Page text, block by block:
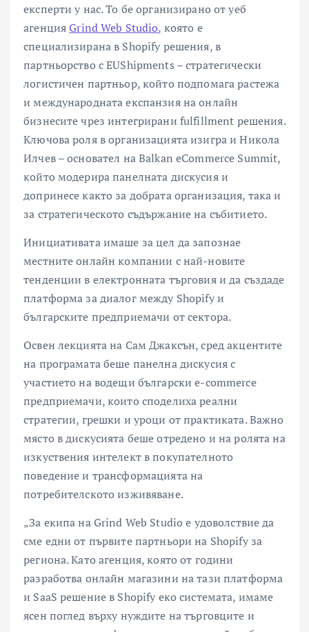
експерти у нас. То бе организирано от уеб
агенцияGrind Web Studio, която е
специализирана в Shopify решения, в
партньорство с EUShipments – стратегически
логистичен партньор, който подпомага растежа
и международната експанзия на онлайн
бизнесите чрез интегрирани fulfillment решения.
Ключова роля в организацията изигра и Никола
Илчев – основател на Balkan eCommerce Summit,
който модерира панелната дискусия и
допринесе както за добрата организация, така и
за стратегическото съдържание на събитието.
Инициативата имаше за цел да запознае
местните онлайн компании с най-новите
тенденции в електронната търговия и да създаде
платформа за диалог между Shopify и
българските предприемачи от сектора.
Освен лекцията на Сам Джаксън, сред акцентите
на програмата беше панелна дискусия с
участието на водещи български e-commerce
предприемачи, които споделиха реални
стратегии, грешки и уроци от практиката. Важно
място в дискусията беше отредено и на ролята на
изкуствения интелект в покупателното
поведение и трансформацията на
потребителското изживяване.
„За екипа на Grind Web Studio е удоволствие да
сме едни от първите партньори на Shopify за
региона. Като агенция, която от години
разработва онлайн магазини на тази платформа
и SaaS решение в Shopify еко системата, имаме
ясен поглед върху нуждите на търговците и